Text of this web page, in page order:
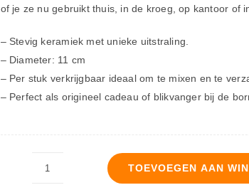
of je ze nu gebruikt thuis, in de kroeg, op kantoor of
– Stevig keramiek met unieke uitstraling.
– Diameter: 11 cm
– Per stuk verkrijgbaar ideaal om te mixen en te
– Perfect als origineel cadeau of blikvanger bij de
TOEVOEGEN AAN